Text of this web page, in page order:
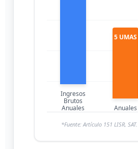
Ingresos
Brutos
Anuales
5 UMAS
Anuales
*Fuente: Artículo 151 LISR, SAT.